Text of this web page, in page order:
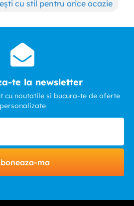
cu stil pentru orice ocazie
te la newsletter
cu noutatile si bucura-te de oferte
personalizate
ma